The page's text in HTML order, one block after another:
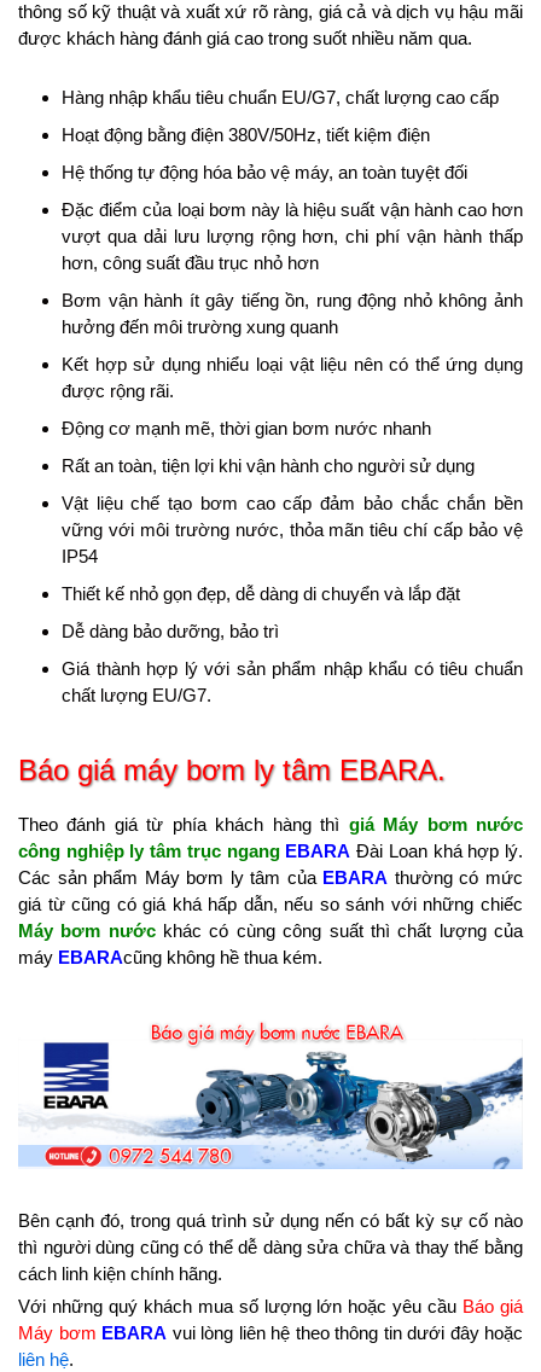
thông số kỹ thuật và xuất xứ rõ ràng, giá cả và dịch vụ hậu mãi
được khách hàng đánh giá cao trong suốt nhiều năm qua.
Hàng nhập khẩu tiêu chuẩn EU/G7, chất lượng cao cấp
Hoạt động bằng điện 380V/50Hz, tiết kiệm điện
Hệ thống tự động hóa bảo vệ máy, an toàn tuyệt đối
Đặc điểm của loại bơm này là hiệu suất vận hành cao hơn
vượt qua dải lưu lượng rộng hơn, chi phí vận hành thấp
hơn, công suất đầu trục nhỏ hơn
Bơm vận hành ít gây tiếng ồn, rung động nhỏ không ảnh
hưởng đến môi trường xung quanh
Kết hợp sử dụng nhiểu loại vật liệu nên có thể ứng dụng
được rộng rãi.​
Động cơ mạnh mẽ, thời gian bơm nước nhanh
Rất an toàn, tiện lợi khi vận hành cho người sử dụng
Vật liệu chế tạo bơm cao cấp đảm bảo chắc chắn bền
vững với môi trường nước, thỏa mãn tiêu chí cấp bảo vệ
IP54
Thiết kế nhỏ gọn đẹp, dễ dàng di chuyển và lắp đặt
Dễ dàng bảo dưỡng, bảo trì
Giá thành hợp lý với sản phẩm nhập khẩu có tiêu chuẩn
chất lượng EU/G7.
Báo giá máy bơm ly tâm EBARA.
Theo đánh giá từ phía khách hàng thì giá Máy bơm nước
công nghiệp ly tâm trục ngang EBARA Đài Loan khá hợp lý.
Các sản phẩm Máy bơm ly tâm của EBARA thường có mức
giá từ cũng có giá khá hấp dẫn, nếu so sánh với những chiếc
Máy bơm nước khác có cùng công suất thì chất lượng của
máy EBARAcũng không hề thua kém.
Bên cạnh đó, trong quá trình sử dụng nến có bất kỳ sự cố nào
thì người dùng cũng có thể dễ dàng sửa chữa và thay thế bằng
cách linh kiện chính hãng.
Với những quý khách mua số lượng lớn hoặc yêu cầu Báo giá
Máy bơm EBARA vui lòng liên hệ theo thông tin dưới đây hoặc
liên hệ.